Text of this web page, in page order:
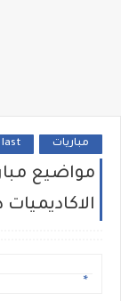
مباريات last
مواضيع
الاكاديميات دجنبر2021